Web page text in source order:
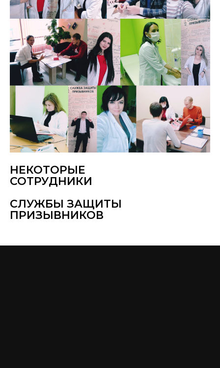
НЕКОТОРЫЕ
СОТРУДНИКИ
СЛУЖБЫ ЗАЩИТЫ
ПРИЗЫВНИКОВ